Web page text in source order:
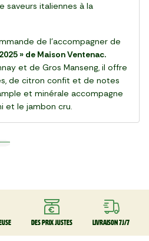
saveurs italiennes à la
de l’accompagner de
» de Maison Ventenac.
et de Gros Manseng, il offre
de citron confit et de notes
et minérale accompagne
et le jambon cru.
Des prix justes Livraison 7J/7